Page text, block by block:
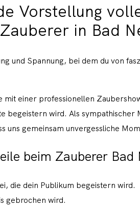
Vorstellung
in Bad
und Spannung, bei dem du von
mit einer professionellen
begeistern wird. Als
uns gemeinsam unvergessliche
beim Zauberer
die dein Publikum begeistern wird.
gebrochen wird.